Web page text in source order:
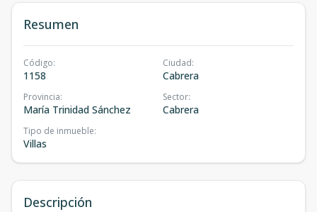
Resumen
Código:
1158
Ciudad:
Cabrera
Provincia:
María Trinidad Sánchez
Sector:
Cabrera
Tipo de inmueble:
Villas
Descripción